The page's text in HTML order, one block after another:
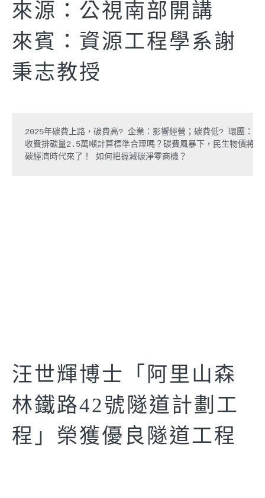
來源：公視南部開講
來賓：資源工程學系謝
秉志教授
2025年碳費上路，碳費高? 企業：影響經營；碳費低? 環團：沒
收費排碳量2.5萬噸計算標準合理嗎？碳費風暴下，民生物價將受
碳經濟時代來了！ 如何把握減碳淨零商機？
汪世輝博士「阿里山森
林鐵路42號隧道計劃工
程」榮獲優良隧道工程